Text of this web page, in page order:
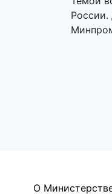
России.
О